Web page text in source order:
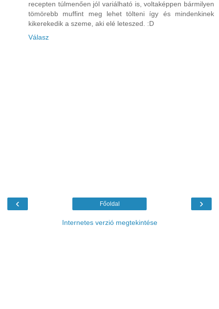
recepten túlmenően jól variálható is, voltaképpen bármilyen
tömörebb muffint meg lehet tölteni így és mindenkinek
kikerekedik a szeme, aki elé leteszed. :D
Válasz
‹ ›
Főoldal
Internetes verzió megtekintése